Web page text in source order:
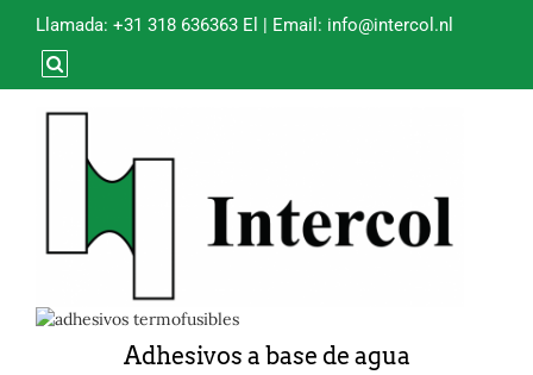
Llamada: +31 318 636363 El | Email: info@intercol.nl
Adhesivos a base de agua